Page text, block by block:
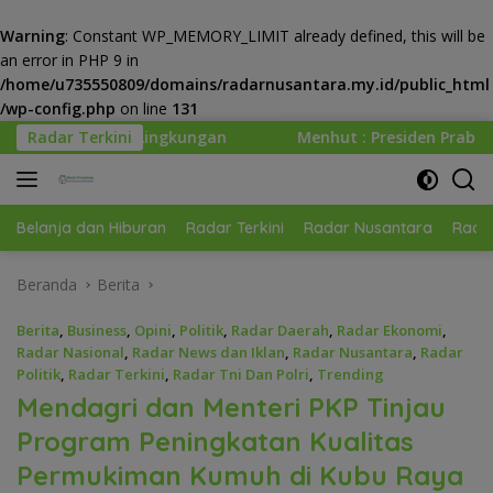
Warning: Constant WP_MEMORY_LIMIT already defined, this will be
an error in PHP 9 in
/home/u735550809/domains/radarnusantara.my.id/public_html
/wp-config.php on line 131
Langsung
ke
konten
Radar TerkiniMenhut : Presiden Prabowo Minta Kemenhut
Belanja dan Hiburan Radar Terkini Radar Nusantara
Beranda Berita
Berita, Business, Opini, Politik, Radar Daerah, Radar Ekonomi,
Radar Nasional, Radar News dan Iklan, Radar Nusantara, Radar
Politik, Radar Terkini, Radar Tni Dan Polri, Trending
Mendagri dan Menteri PKP Tinjau
Program Peningkatan Kualitas
Permukiman Kumuh di Kubu Raya